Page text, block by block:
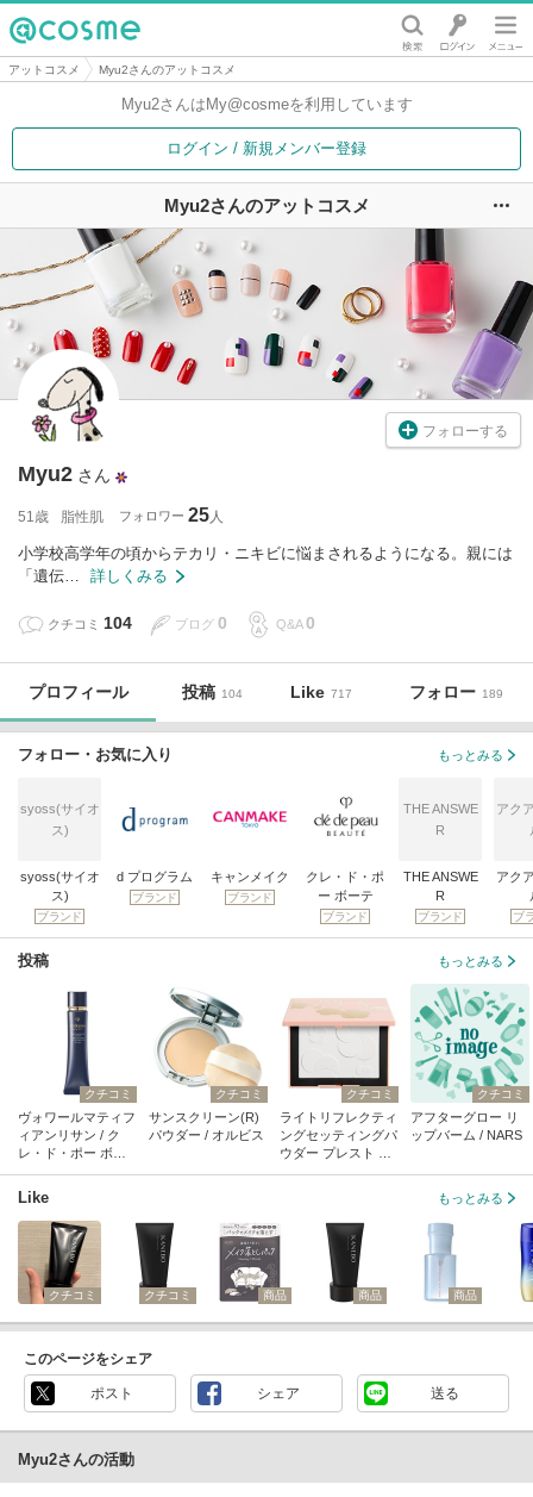
@cosme
アットコスメ Myu2さんのアットコスメ
Myu2さんは My@cosmeを利用しています
ログイン / 新規メンバー登録
Myu2さんのアットコスメ
フォローする
Myu2 さん
51歳 脂性肌 フォロワー 25
小学校高学年の頃からテカリ・ニキビに悩まされるようになる。親には
「遺伝…
詳しくみる
クチコミ 104 ブログ 0 Q&A 0
プロフィール 投稿 104 Like 717 フォロー 189
フォロー・お気に入り もっとみる
syoss(サイオ
ス)
syoss(サイオ
ス)
ブランド
d プログラム
ブランド
キャンメイク
ブランド
クレ・ド・ポ
ー ボーテ
ブランド
THE ANSWE
R
THE ANSWE
R
ブランド
アク
アク
ブ
投稿 もっとみる
クチコミ
ヴォワールマティフ
ィアンリサン / ク
レ・ド・ポー ボー
クチコミ
サンスクリーン(R)
パウダー / オルビス
クチコミ
ライトリフレクティ
ングセッティングパ
ウダー プレスト N /
クチコミ
アフターグロー リ
ップバーム / NARS
Like もっとみる
クチコミ クチコミ 商品 商品 商品
このページをシェア
ポスト シェア 送る
Myu2さんの活動